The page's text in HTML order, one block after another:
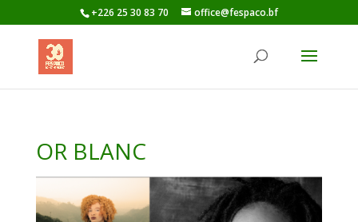
+226 25 30 83 70 office@fespaco.bf
OR BLANC